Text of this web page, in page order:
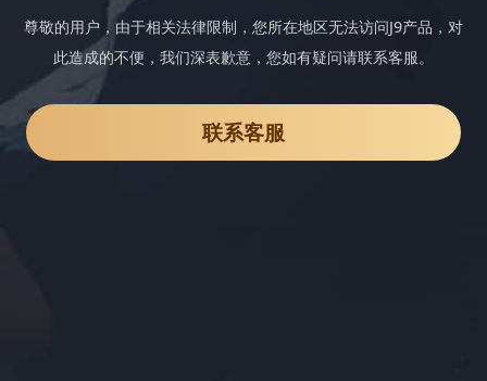
尊敬的用户，由于相关法律限制，您所在地区无法访问J9产品，对
此造成的不便，我们深表歉意，您如有疑问请联系客服。
联系客服